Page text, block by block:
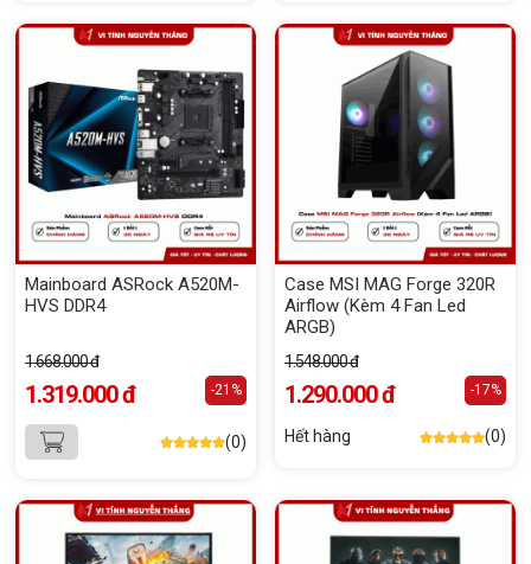
Mainboard ASRock A520M-
HVS DDR4
1.668.000 đ
1.319.000 đ -21%
(0)
Case MSI MAG Forge 320R
Airflow (Kèm 4 Fan Led
ARGB)
1.548.000 đ
1.290.000 đ -17%
Hết hàng (0)